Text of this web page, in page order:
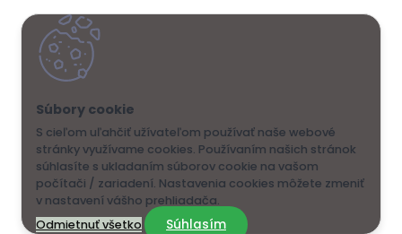
S cieľom uľahčiť užívateľom používať naše webové
stránky využívame cookies. Používaním našich stránok
súhlasíte s ukladaním súborov cookie na vašom
počítači / zariadení. Nastavenia cookies môžete zmeniť
v nastavení vášho prehliadača.
Odmietnuť všetko
Súhlasím